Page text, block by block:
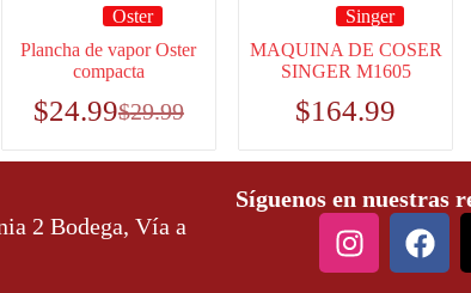
Oster
Plancha de vapor Oster
compacta
$29.99
$24.99
Singer
MAQUINA DE COSER
SINGER M1605
$164.99
2 Bodega, Vía a
Síguenos en nuestras